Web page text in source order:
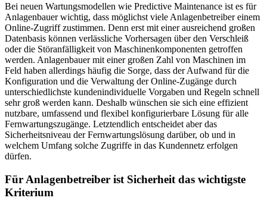
Bei neuen Wartungsmodellen wie Predictive Maintenance ist es für
Anlagenbauer wichtig, dass möglichst viele Anlagenbetreiber einem
Online-Zugriff zustimmen. Denn erst mit einer ausreichend großen
Datenbasis können verlässliche Vorhersagen über den Verschleiß
oder die Störanfälligkeit von Maschinenkomponenten getroffen
werden. Anlagenbauer mit einer großen Zahl von Maschinen im
Feld haben allerdings häufig die Sorge, dass der Aufwand für die
Konfiguration und die Verwaltung der Online-Zugänge durch
unterschiedlichste kundenindividuelle Vorgaben und Regeln schnell
sehr groß werden kann. Deshalb wünschen sie sich eine effizient
nutzbare, umfassend und flexibel konfigurierbare Lösung für alle
Fernwartungszugänge. Letztendlich entscheidet aber das
Sicherheitsniveau der Fernwartungslösung darüber, ob und in
welchem Umfang solche Zugriffe in das Kundennetz erfolgen
dürfen.
Für Anlagenbetreiber ist Sicherheit das wichtigste
Kriterium